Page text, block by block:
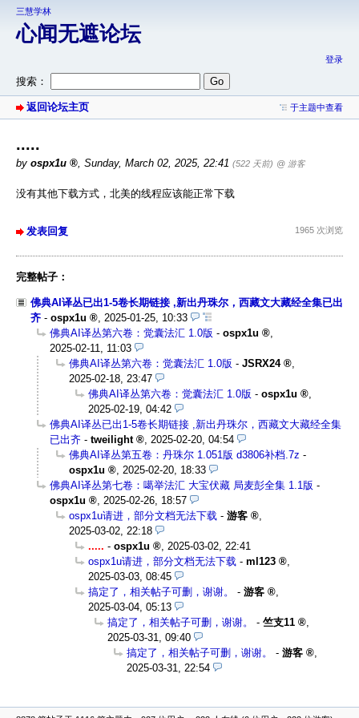
三慧学林
心闻无遮论坛
登录
搜索：
返回论坛主页 于主题中查看
.....
by ospx1u , Sunday, March 02, 2025, 22:41 (522 天前) @ 游客
没有其他下载方式，北美的线程应该能正常下载
发表回复 1965 次浏览
完整帖子：
佛典AI译丛已出1-5卷长期链接 ,新出丹珠尔，西藏文大藏经全集已出
齐 - ospx1u
2025-01-25, 10:33
佛典AI译丛第六卷：觉囊法汇 1.0版 - ospx1u
2025-02-11, 11:03
佛典AI译丛第六卷：觉囊法汇 1.0版 - JSRX24
2025-02-18, 23:47
佛典AI译丛第六卷：觉囊法汇 1.0版 - ospx1u
2025-02-19, 04:42
佛典AI译丛已出1-5卷长期链接 ,新出丹珠尔，西藏文大藏经全集
已出齐 - tweilight
2025-02-20, 04:54
佛典AI译丛第五卷：丹珠尔 1.051版 d3806补档.7z -
ospx1u
2025-02-20, 18:33
佛典AI译丛第七卷：噶举法汇 大宝伏藏 局麦彭全集 1.1版 -
ospx1u
2025-02-26, 18:57
ospx1u请进，部分文档无法下载 - 游客
2025-03-02, 22:18
..... - ospx1u
2025-03-02, 22:41
ospx1u请进，部分文档无法下载 - ml123
2025-03-03, 08:45
搞定了，相关帖子可删，谢谢。
- 游客
2025-03-04, 05:13
搞定了，相关帖子可删，谢谢。
- 竺支11
2025-03-31, 09:40
搞定了，相关帖子可删，谢谢。
- 游客
2025-03-31, 22:54